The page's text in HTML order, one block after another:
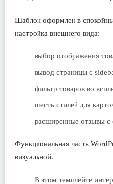
Шаблон оформлен в
настройка внешнего вида:
выбор отображения
вывод страницы с
фильтр товаров во
шесть стилей для
расширенные отзывы с
Функциональная часть
визуальной.
В этом темплейте